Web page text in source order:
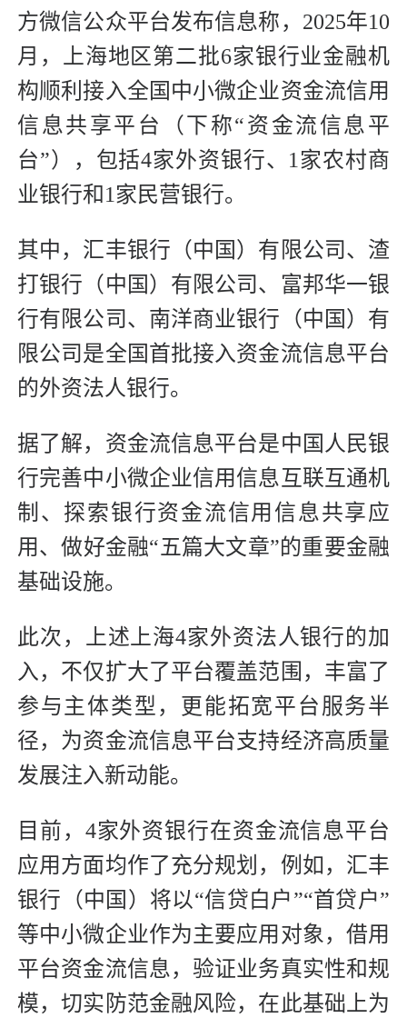
方微信公众平台发布信息称，2025年10
月，上海地区第二批6家银行业金融机
构顺利接入全国中小微企业资金流信用
信息共享平台（下称“资金流信息平
台”），包括4家外资银行、1家农村商
业银行和1家民营银行。
其中，汇丰银行（中国）有限公司、渣
打银行（中国）有限公司、富邦华一银
行有限公司、南洋商业银行（中国）有
限公司是全国首批接入资金流信息平台
的外资法人银行。
据了解，资金流信息平台是中国人民银
行完善中小微企业信用信息互联互通机
制、探索银行资金流信用信息共享应
用、做好金融“五篇大文章”的重要金融
基础设施。
此次，上述上海4家外资法人银行的加
入，不仅扩大了平台覆盖范围，丰富了
参与主体类型，更能拓宽平台服务半
径，为资金流信息平台支持经济高质量
发展注入新动能。
目前，4家外资银行在资金流信息平台
应用方面均作了充分规划，例如，汇丰
银行（中国）将以“信贷白户”“首贷户”
等中小微企业作为主要应用对象，借用
平台资金流信息，验证业务真实性和规
模，切实防范金融风险，在此基础上为